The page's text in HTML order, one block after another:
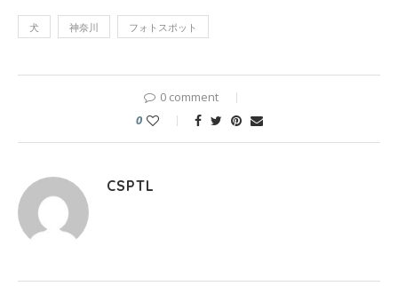
犬 神奈川 フォトスポット
0 comment
0
CSPTL